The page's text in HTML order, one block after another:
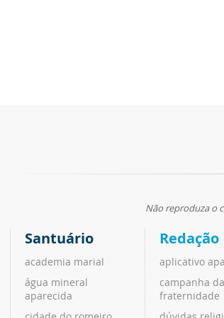
Não reproduza o
Santuário
academia marial
água mineral
aparecida
Redação
aplicativo
campanha da
fraternidade